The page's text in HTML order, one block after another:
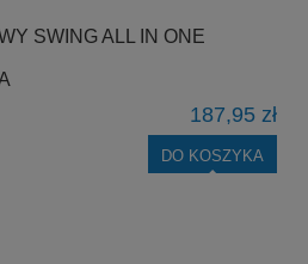
SWING ALL IN ONE
187,95 zł
DO KOSZYKA